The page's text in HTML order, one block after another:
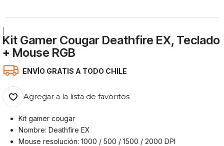
Kit Gamer Cougar Deathfire EX, Teclado
+ Mouse RGB
ENVÍO GRATIS A TODO CHILE
Agregar a la lista de favoritos
Kit gamer cougar
Nombre: Deathfire EX
Mouse resolución: 1000 / 500 / 1500 / 2000 DPI